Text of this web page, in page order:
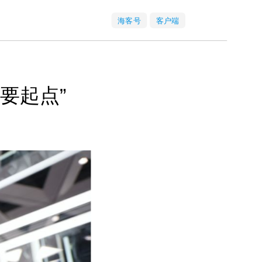
海客号 客户端
起点”